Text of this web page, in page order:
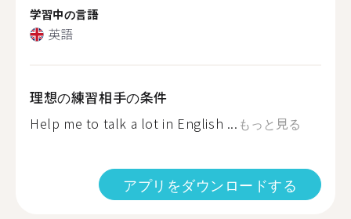
学習中の言語
英語
理想の練習相手の条件
Help me to talk a lot in English ... もっと見る
アプリをダウンロードする